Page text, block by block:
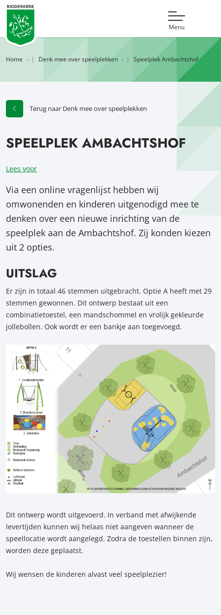
Menu
Home Denk mee over speelplekken Speelplek Ambachtshof
Terug naar Denk mee over speelplekken
SPEELPLEK AMBACHTSHOF
Lees voor
Via een online vragenlijst hebben wij
omwonenden en kinderen uitgenodigd mee te
denken over een nieuwe inrichting van de
speelplek aan de Ambachtshof. Zij konden kiezen
uit 2 opties.
UITSLAG
Er zijn in totaal 46 stemmen uitgebracht. Optie A heeft met 29
stemmen gewonnen. Dit ontwerp bestaat uit een
combinatietoestel, een mandschommel en vrolijk gekleurde
jollebollen. Ook wordt er een bankje aan toegevoegd.
Dit ontwerp wordt uitgevoerd. In verband met afwijkende
levertijden kunnen wij helaas niet aangeven wanneer de
speellocatie wordt aangelegd. Zodra de toestellen binnen zijn,
worden deze geplaatst.
Wij wensen de kinderen alvast veel speelplezier!